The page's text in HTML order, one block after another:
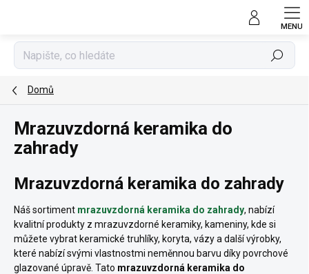
Hledat
Domů
Mrazuvzdorná keramika do
zahrady
Mrazuvzdorná keramika do zahrady
Náš sortiment mrazuvzdorná keramika do zahrady, nabízí
kvalitní produkty z mrazuvzdorné keramiky, kameniny, kde si
můžete vybrat keramické truhlíky, koryta, vázy a další výrobky,
které nabízí svými vlastnostmi neměnnou barvu díky povrchové
glazované úpravě. Tato mrazuvzdorná keramika do